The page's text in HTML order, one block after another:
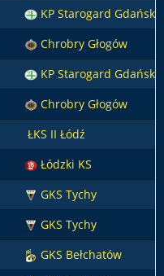
KP Starogard Gdański
Chrobry Głogów
KP Starogard Gdański
Chrobry Głogów
ŁKS II Łódź
Łódzki KS
GKS Tychy
GKS Tychy
GKS Bełchatów